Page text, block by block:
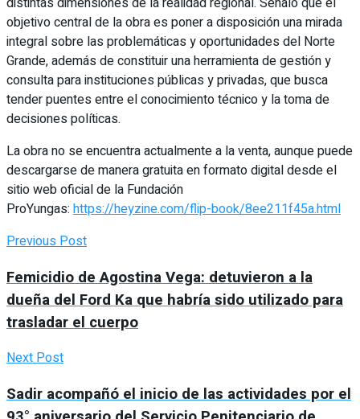
objetivo central de la obra es poner a disposición una mirada
integral sobre las problemáticas y oportunidades del Norte
Grande, además de constituir una herramienta de gestión y
consulta para instituciones públicas y privadas, que busca
tender puentes entre el conocimiento técnico y la toma de
decisiones políticas.
La obra no se encuentra actualmente a la venta, aunque puede
descargarse de manera gratuita en formato digital desde el
sitio web oficial de la Fundación
ProYungas: https://heyzine.com/flip-book/8ee211f45a.html
Previous Post
Femicidio de Agostina Vega: detuvieron a la
dueña del Ford Ka que habría sido utilizado para
trasladar el cuerpo
Next Post
Sadir acompañó el inicio de las actividades por el